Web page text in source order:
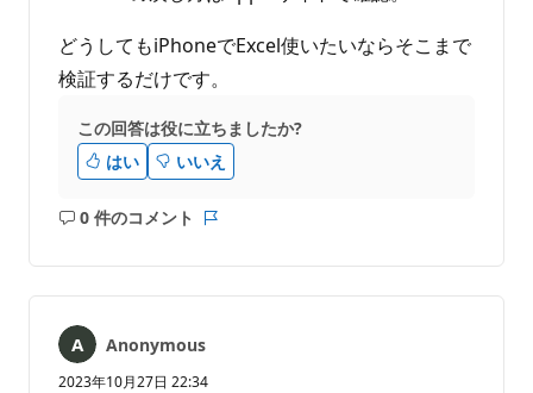
どうしてもiPhoneでExcel使いたいならそこまで
検証するだけです。
この回答は役に立ちましたか?
はい
いいえ
0 件のコメント
コ
ト
あ
り
ト
Anonymous
2023年10月27日 22:34